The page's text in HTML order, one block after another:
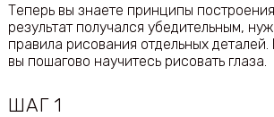
Теперь вы знаете принципы
результат получался убедительным,
правила рисования отдельных
вы пошагово научитесь рисовать глаза.
ШАГ 1